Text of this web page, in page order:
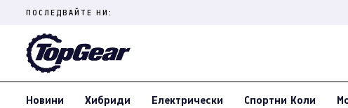
content
(Press
ПОСЛЕДВАЙТЕ НИ:
Новини Хибриди Електрически Спортни Коли